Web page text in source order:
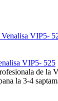
VIP5- 525
de
la 3-4